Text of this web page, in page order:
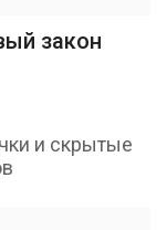
закон
и скрытые